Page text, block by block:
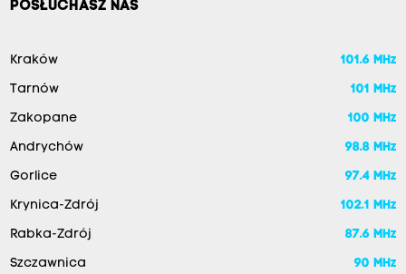
POSŁUCHASZ NAS
Kraków 101.6 MHz
Tarnów 101 MHz
Zakopane 100 MHz
Andrychów 98.8 MHz
Gorlice 97.4 MHz
Krynica-Zdrój 102.1 MHz
Rabka-Zdrój 87.6 MHz
Szczawnica 90 MHz